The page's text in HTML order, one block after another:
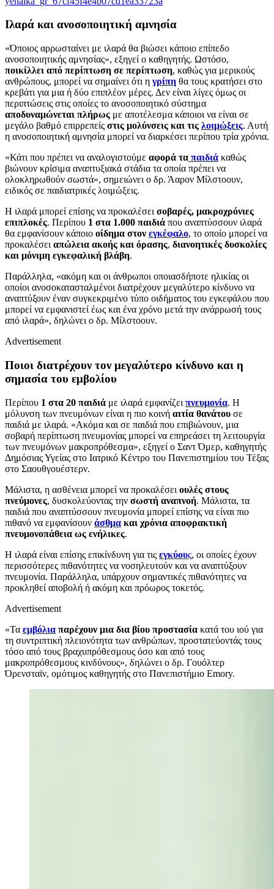
Ιλαρά και ανοσοποιητική αμνησία
«Όποιος αρρωσταίνει με ιλαρά θα βιώσει κάποιο επίπεδο
ανοσοποιητικής αμνησίας», εξηγεί ο καθηγητής. Ωστόσο,
ποικίλλει από περίπτωση σε περίπτωση, καθώς για μερικούς
ανθρώπους, μπορεί να σημαίνει ότι η γρίπη θα τους κρατήσει στο
κρεβάτι για μια ή δύο επιπλέον μέρες. Δεν είναι λίγες όμως οι
περιπτώσεις στις οποίες το ανοσοποιητικό σύστημα
αποδυναμώνεται πλήρως με αποτέλεσμα κάποιοι να είναι σε
μεγάλο βαθμό επιρρεπείς στις μολύνσεις και τις λοιμώξεις. Αυτή
η ανοσοποιητική αμνησία μπορεί να διαρκέσει περίπου τρία χρόνια.
«Κάτι που πρέπει να αναλογιστούμε αφορά τα παιδιά καθώς
βιώνουν κρίσιμα αναπτυξιακά στάδια τα οποία πρέπει να
ολοκληρωθούν σωστά», σημειώνει ο δρ. Άαρον Μίλστοουν,
ειδικός σε παιδιατρικές λοιμώξεις.
Η ιλαρά μπορεί επίσης να προκαλέσει σοβαρές, μακροχρόνιες
επιπλοκές. Περίπου 1 στα 1.000 παιδιά που αναπτύσσουν ιλαρά
θα εμφανίσουν κάποιο οίδημα στον εγκέφαλο, το οποίο μπορεί να
προκαλέσει απώλεια ακοής και όρασης, διανοητικές δυσκολίες
και μόνιμη εγκεφαλική βλάβη.
Παράλληλα, «ακόμη και οι άνθρωποι οποιασδήποτε ηλικίας οι
οποίοι ανοσοκατασταλμένοι διατρέχουν μεγαλύτερο κίνδυνο να
αναπτύξουν έναν συγκεκριμένο τύπο οιδήματος του εγκεφάλου που
μπορεί να εμφανιστεί έως και ένα χρόνο μετά την ανάρρωσή τους
από ιλαρά», δηλώνει ο δρ. Μίλστοουν.
Advertisement
Ποιοι διατρέχουν τον μεγαλύτερο κίνδυνο και η
σημασία του εμβολίου
Περίπου 1 στα 20 παιδιά με ιλαρά εμφανίζει πνευμονία. Η
μόλυνση των πνευμόνων είναι η πιο κοινή αιτία θανάτου σε
παιδιά με ιλαρά. «Ακόμα και σε παιδιά που επιβιώνουν, μια
σοβαρή περίπτωση πνευμονίας μπορεί να επηρεάσει τη λειτουργία
των πνευμόνων μακροπρόθεσμα», εξηγεί ο Σαντ Όμερ, καθηγητής
Δημόσιας Υγείας στο Ιατρικό Κέντρο του Πανεπιστημίου του Τέξας
στο Σαουθγουέστερν.
Μάλιστα, η ασθένεια μπορεί να προκαλέσει ουλές στους
πνεύμονες, δυσκολεύοντας την σωστή αναπνοή. Μάλιστα, τα
παιδιά που αναπτύσσουν πνευμονία μπορεί επίσης να είναι πιο
πιθανό να εμφανίσουν άσθμα και χρόνια αποφρακτική
πνευμονοπάθεια ως ενήλικες.
Η ιλαρά είναι επίσης επικίνδυνη για τις εγκύους, οι οποίες έχουν
περισσότερες πιθανότητες να νοσηλευτούν και να αναπτύξουν
πνευμονία. Παράλληλα, υπάρχουν σημαντικές πιθανότητες να
προκληθεί αποβολή ή ακόμη και πρόωρος τοκετός.
Advertisement
«Τα εμβόλια παρέχουν μια δια βίου προστασία κατά του ιού για
τη συντριπτική πλειονότητα των ανθρώπων, προστατεύοντάς τους
τόσο από τους βραχυπρόθεσμους όσο και από τους
μακροπρόθεσμους κινδύνους», δηλώνει ο δρ. Γουόλτερ
Όρενσταϊν, ομότιμος καθηγητής στο Πανεπιστήμιο Emory.